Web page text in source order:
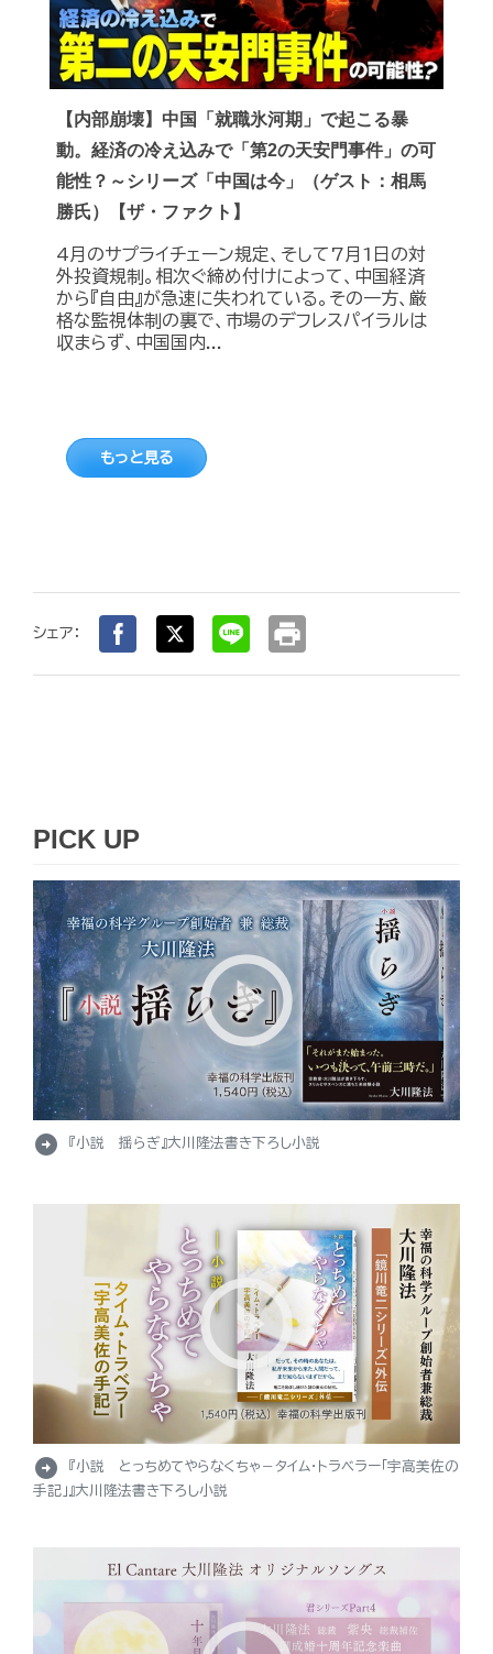
【内部崩壊】中国「就職氷河期」で起こる暴
動。経済の冷え込みで「第2の天安門事件」の可
能性？～シリーズ「中国は今」（ゲスト：相馬
勝氏）【ザ・ファクト】
4月のサプライチェーン規定、そして7月1日の対
外投資規制。相次ぐ締め付けによって、中国経済
から『自由』が急速に失われている。その一方、厳
格な監視体制の裏で、市場のデフレスパイラルは
収まらず、中国国内...
もっと見る
シェア： print
PICK UP
arrow_circle_right 『小説 揺らぎ』大川隆法書き下ろし小説
arrow_circle_right
『小説 とっちめてやらなくちゃ－タイム・トラベラー「宇高美佐の
手記」』大川隆法書き下ろし小説